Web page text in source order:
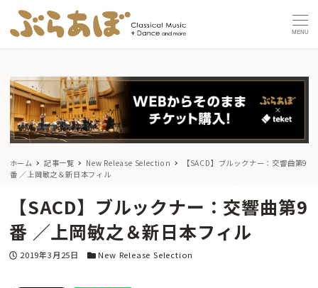
MENU
ホーム 記事一覧 New Release Selection
【SACD】ブルックナー：交響曲第9
番 ／上岡敏之＆新日本フィル
【SACD】ブルックナー：交響曲第9
番 ／上岡敏之＆新日本フィル
投稿日
2019年3月25日 カテゴリー
New Release Selection